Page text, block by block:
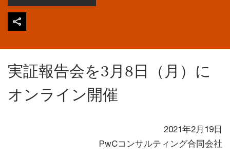
実証報告会を3月8日（月）に
オンライン開催
2021年2月19日
PwCコンサルティング合同会社